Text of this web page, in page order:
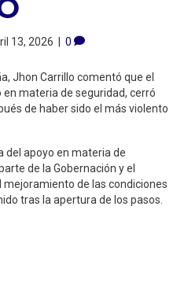
13, 2026 0
Jhon Carrillo comentó que el
materia de seguridad, cerró
de haber sido el más violento
del apoyo en materia de
de la Gobernación y el
mejoramiento de las condiciones
tras la apertura de los pasos.